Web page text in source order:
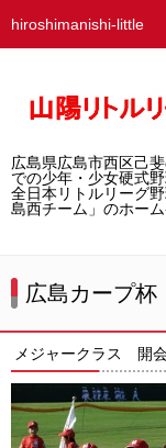
hiroshimanishi-little
広島県広島市西区己
での少年・少女硬式
全日本リトルリーグ
島西チーム」のホーム
広島西チームとは
選手募集／体験・
試合結果
想い出アルバム
広島カープ杯
メジャークラス 開